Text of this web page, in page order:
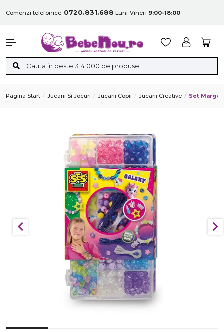
Comenzi telefonice: 0720.831.688 Luni-Vineri 9:00-18:00
Pagina Start Jucarii Si Jocuri Jucarii Copii Jucarii Creative Set